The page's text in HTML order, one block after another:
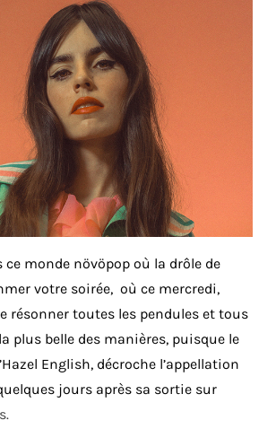
ce monde növöpop où la drôle de
votre soirée, où ce mercredi,
résonner toutes les pendules et tous
plus belle des manières, puisque le
English, décroche l’appellation
jours après sa sortie sur